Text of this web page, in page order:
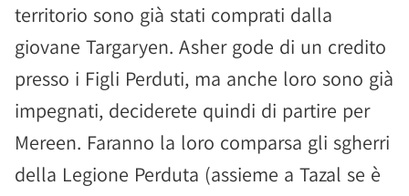
territorio sono già stati comprati dalla
giovane Targaryen. Asher gode di un credito
presso i Figli Perduti, ma anche loro sono già
impegnati, deciderete quindi di partire per
Mereen. Faranno la loro comparsa gli sgherri
della Legione Perduta (assieme a Tazal se è